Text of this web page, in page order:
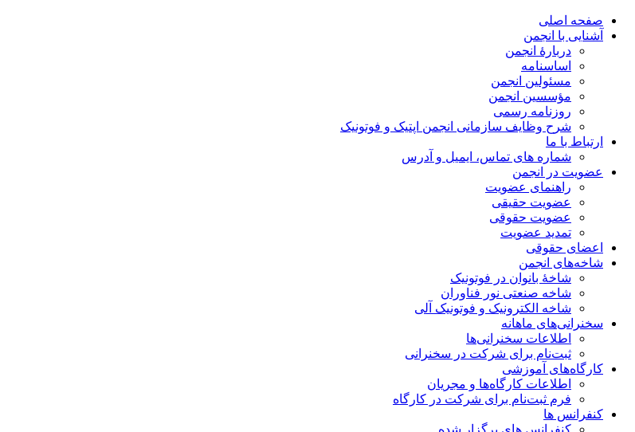
صفحه اصلی
آشنایی با انجمن
دربارۀ انجمن
اساسنامه
مسئولین انجمن
مؤسسین انجمن
روزنامه رسمی
شرح وظایف سازمانی انجمن اپتیک و فوتونیک
ارتباط با ما
شماره های تماس، ایمیل و آدرس
عضویت در انجمن
راهنمای عضویت
عضویت حقیقی
عضویت حقوقی
تمدید عضویت
اعضای حقوقی
شاخه‌های انجمن
شاخۀ بانوان در فوتونیک
شاخه صنعتی نور فناوران
شاخه‌ الکترونیک و فوتونیک آلی
سخنرانی‌های ماهانه
اطلاعات سخنرانی‌‌ها
ثبت‌نام برای شرکت در سخنرانی
کارگاه‌های آموزشی
اطلاعات کارگاه‌ها و مجریان
فرم ثبت‌نام برای شرکت در کارگاه
کنفرانس ها
کنفرانس های برگزار شده